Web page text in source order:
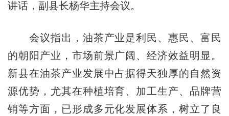
讲话，副县长杨华主持会议。
会议指出，油茶产业是利民、惠民、富民
的朝阳产业，市场前景广阔、经济效益明显。
新县在油茶产业发展中占据得天独厚的自然资
源优势，尤其在种植培育、加工生产、品牌营
销等方面，已形成多元化发展体系，树立了良